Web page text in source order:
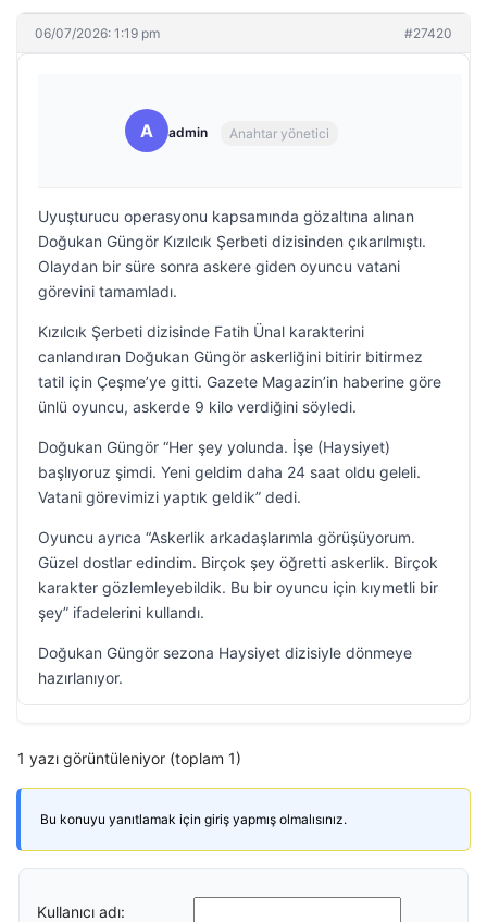
06/07/2026: 1:19 pm #27420
A admin Anahtar yönetici
Uyuşturucu operasyonu kapsamında gözaltına alınan
Doğukan Güngör Kızılcık Şerbeti dizisinden çıkarılmıştı.
Olaydan bir süre sonra askere giden oyuncu vatani
görevini tamamladı.
Kızılcık Şerbeti dizisinde Fatih Ünal karakterini
canlandıran Doğukan Güngör askerliğini bitirir bitirmez
tatil için Çeşme’ye gitti. Gazete Magazin’in haberine göre
ünlü oyuncu, askerde 9 kilo verdiğini söyledi.
Doğukan Güngör “Her şey yolunda. İşe (Haysiyet)
başlıyoruz şimdi. Yeni geldim daha 24 saat oldu geleli.
Vatani görevimizi yaptık geldik” dedi.
Oyuncu ayrıca “Askerlik arkadaşlarımla görüşüyorum.
Güzel dostlar edindim. Birçok şey öğretti askerlik. Birçok
karakter gözlemleyebildik. Bu bir oyuncu için kıymetli bir
şey” ifadelerini kullandı.
Doğukan Güngör sezona Haysiyet dizisiyle dönmeye
hazırlanıyor.
1 yazı görüntüleniyor (toplam 1)
Bu konuyu yanıtlamak için giriş yapmış olmalısınız.
Kullanıcı adı: